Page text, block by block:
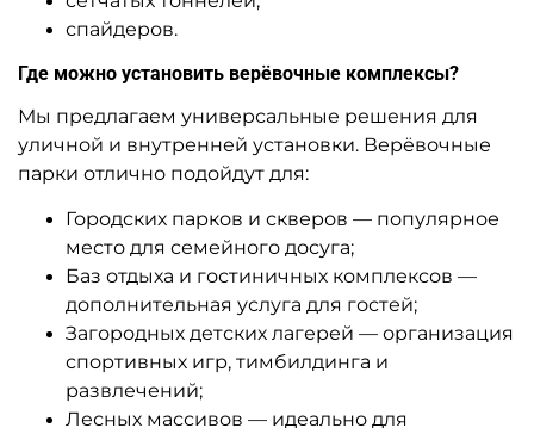
спайдеров.
Где можно установить верёвочные комплексы?
Мы предлагаем универсальные решения для
уличной и внутренней установки. Верёвочные
парки отлично подойдут для:
Городских парков и скверов — популярное
место для семейного досуга;
Баз отдыха и гостиничных комплексов —
дополнительная услуга для гостей;
Загородных детских лагерей — организация
спортивных игр, тимбилдинга и
развлечений;
Лесных массивов — идеально для